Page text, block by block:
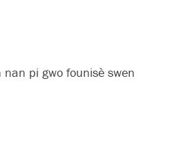
pi gwo founisè swen